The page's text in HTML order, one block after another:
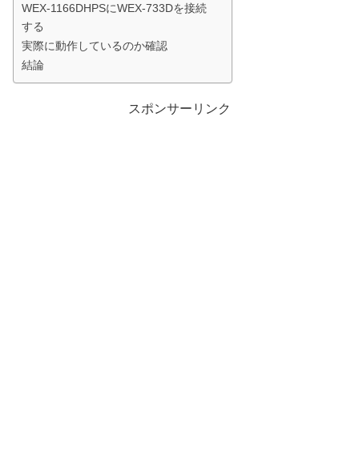
WEX-1166DHPSにWEX-733Dを接続
する
実際に動作しているのか確認
結論
スポンサーリンク